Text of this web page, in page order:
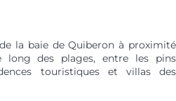
la baie de Quiberon à proximité
long des plages, entre les pins
touristiques et villas des